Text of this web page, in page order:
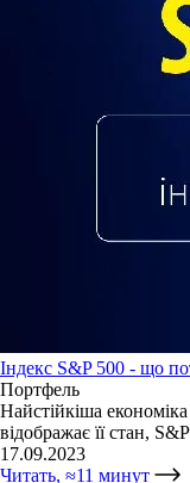
Індекс S&P 500 - що
Портфель
Найстійкіша
відображає її стан,
17.09.2023
Читать, ≈11 минут